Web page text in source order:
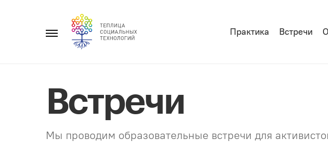
Главное
Практика Встречи
Встречи
Мы проводим образовательные встречи для